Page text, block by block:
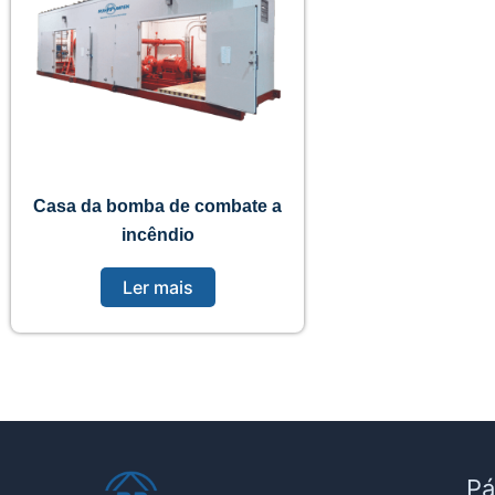
Casa da bomba de combate a
incêndio
Ler mais